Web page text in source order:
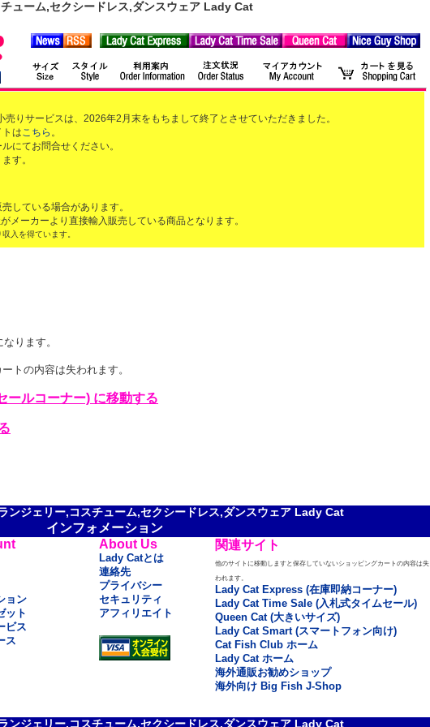
ューム,セクシードレス,ダンスウェア Lady Cat
りサービスは、2026年2月末をもちまして終了とさせていただきました。
はこちら 。
にてお問合せください。
す。
している場合があります。
メーカーより直接輸入販売している商品となります。
入を得ています。
ります。
トの内容は失われます。
ールコーナー) に移動する
ンジェリー,コスチューム,セクシードレス,ダンスウェア Lady Cat
インフォメーション
ョン
ット
ビス
ス
About Us
Lady Catとは
連絡先
プライバシー
セキュリティ
アフィリエイト
関連サイト
他のサイトに移動しますと保存していないショッピングカートの内容は失
われます。
Lady Cat Express (在庫即納コーナー)
Lady Cat Time Sale (入札式タイムセール)
Queen Cat (大きいサイズ)
Lady Cat Smart (スマートフォン向け)
Cat Fish Club ホーム
Lady Cat ホーム
海外通販お勧めショップ
海外向け Big Fish J-Shop
ンジェリー,コスチューム,セクシードレス,ダンスウェア Lady Cat